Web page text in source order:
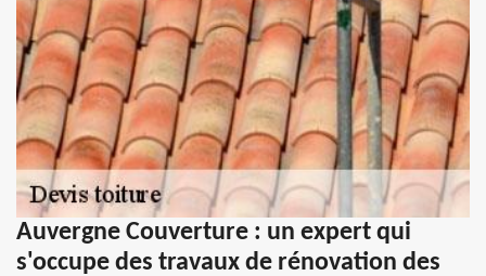
Auvergne Couverture : un expert qui
s'occupe des travaux de rénovation des